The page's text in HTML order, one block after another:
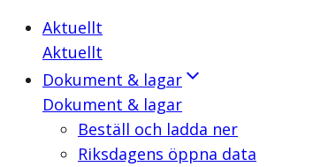
Aktuellt
Aktuellt
Dokument & lagar
Dokument & lagar
Beställ och ladda ner
Riksdagens öppna data